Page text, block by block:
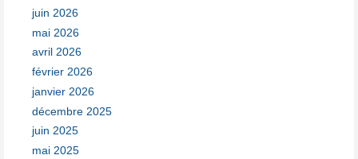
juin 2026
mai 2026
avril 2026
février 2026
janvier 2026
décembre 2025
juin 2025
mai 2025